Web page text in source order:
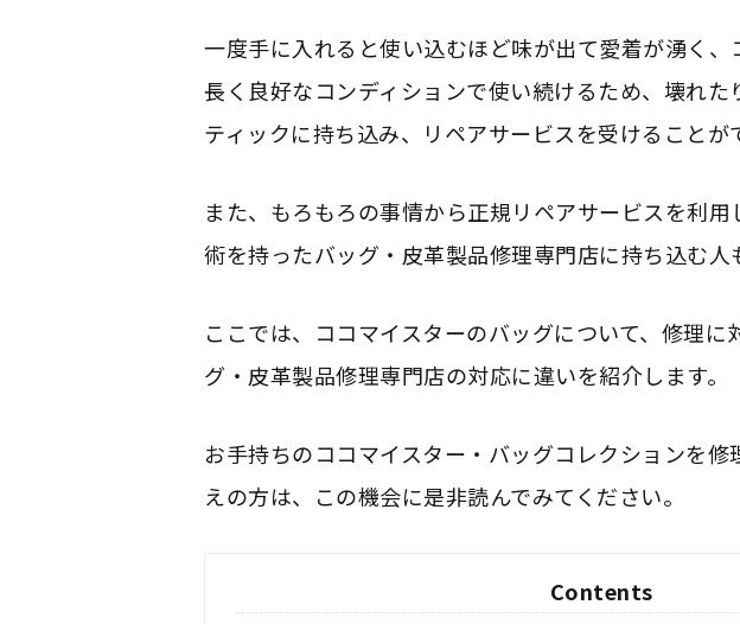
一度手に入れると使い込むほど味が出て愛着が湧く
長く良好なコンディションで使い続けるため、壊れ
ティックに持ち込み、リペアサービスを受けることが
また、もろもろの事情から正規リペアサービスを利
術を持ったバッグ・皮革製品修理専門店に持ち込む人
ここでは、ココマイスターのバッグについて、修理に
グ・皮革製品修理専門店の対応に違いを紹介します。
お手持ちのココマイスター・バッグコレクションを
えの方は、この機会に是非読んでみてください。
Contents